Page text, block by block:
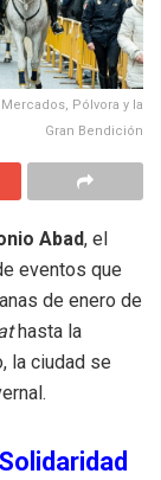
Pólvora y la
Gran Bendición
Abad, el
eventos que
de enero de
hasta la
la ciudad se